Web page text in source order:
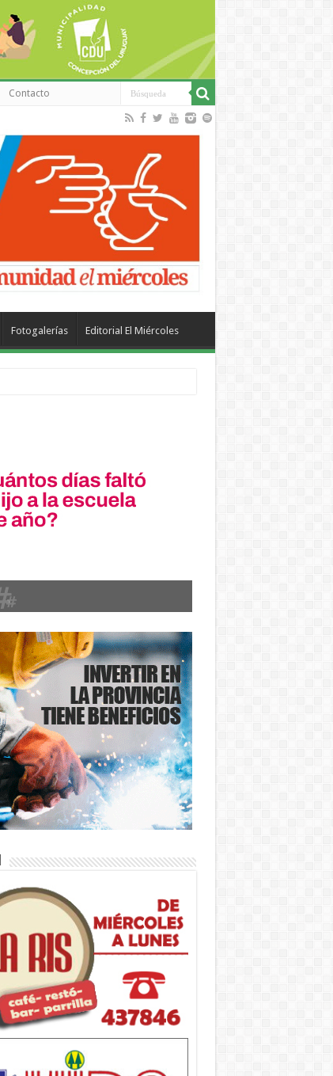
Contacto
Fotogalerías Editorial El Miércoles